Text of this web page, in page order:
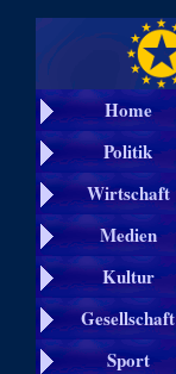
Home
Politik
Wirtschaft
Medien
Kultur
Gesellschaft
Sport